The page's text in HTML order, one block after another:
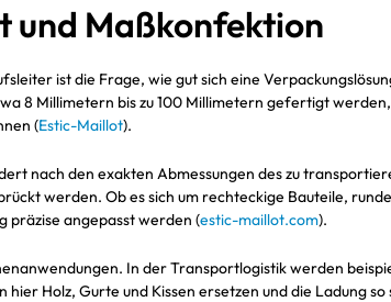
und Maßkonfektion
ist die Frage, wie gut sich eine
8 Millimetern bis zu 100 Millimetern gefertigt
(Estic-Maillot).
nach den exakten Abmessungen des zu
werden. Ob es sich um rechteckige Bauteile,
präzise angepasst werden (estic-maillot.com).
In der Transportlogistik werden
Holz, Gurte und Kissen ersetzen und die Ladung